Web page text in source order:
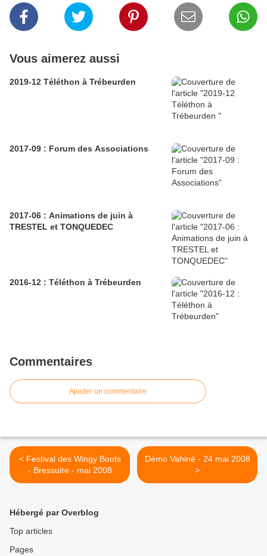
Vous aimerez aussi
2019-12 Téléthon à Trébeurden
2017-09 : Forum des Associations
2017-06 : Animations de juin à
TRESTEL et TONQUEDEC
2016-12 : Téléthon à Trébeurden
Commentaires
Ajouter un commentaire
< Festival des Wingy Boots
- Bressuire - mai 2008
Démo Vahiné - 24 mai 2008
>
Hébergé par Overblog
Top articles
Pages